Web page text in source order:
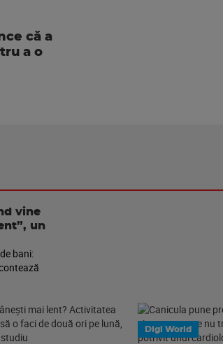
că a
a o
vine
un
bani:
Digi World